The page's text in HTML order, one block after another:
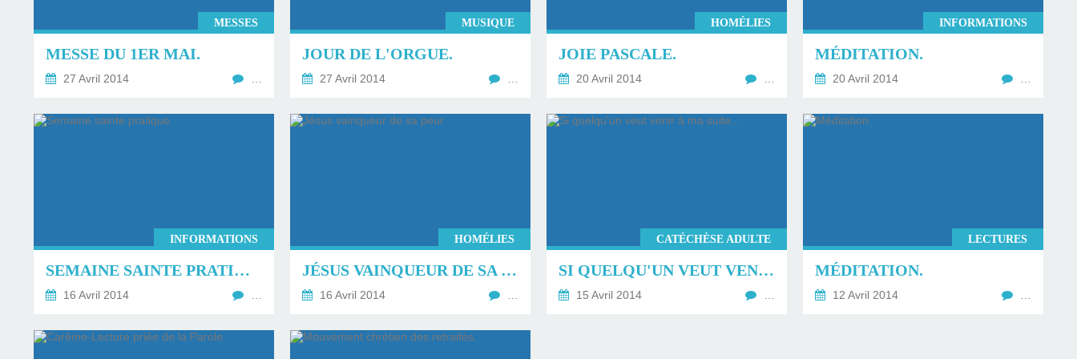
MESSES
MESSE DU 1ER MAI.
27 Avril 2014
MUSIQUE
JOUR DE L'ORGUE.
27 Avril 2014
HOMÉLIES
JOIE PASCALE.
20 Avril 2014
INFORMATIONS
MÉDITATION.
20 Avril 2014
INFORMATIONS
SEMAINE SAINTE PRATIQUE.
16 Avril 2014
HOMÉLIES
JÉSUS VAINQUEUR DE SA PEUR.
16 Avril 2014
CATÉCHÈSE ADULTE
SI QUELQU'UN VEUT VENIR À MA SUITE...
15 Avril 2014
LECTURES
MÉDITATION.
12 Avril 2014